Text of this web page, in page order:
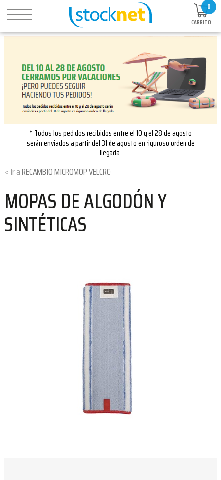
0
CARRITO
* Todos los pedidos recibidos entre el 10 y el 28 de agosto
serán enviados a partir del 31 de agosto en riguroso orden de
llegada.
RECAMBIO MICROMOP VELCRO
MOPAS DE ALGODÓN Y
SINTÉTICAS